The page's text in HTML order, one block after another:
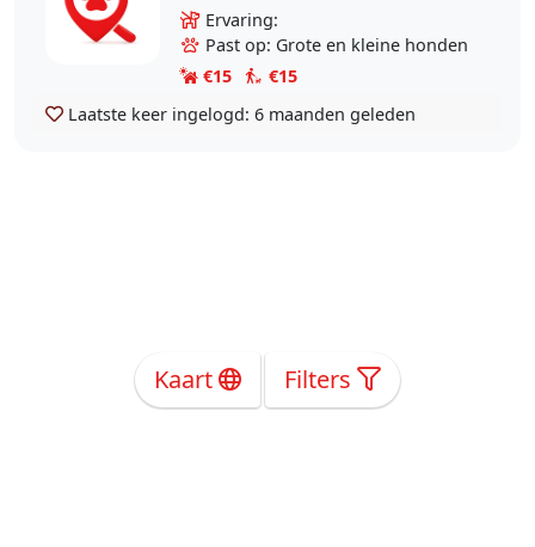
jongere jaren en zoek den
bijbaantje naast mijn andere job als
poetsvrouw
Ervaring:
Past op: Grote en kleine honden
€15
€15
Laatste keer ingelogd: 6 maanden geleden
Kaart Filters